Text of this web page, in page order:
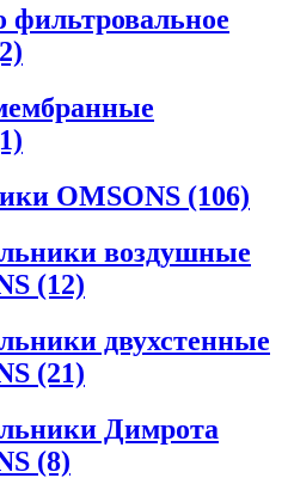
фильтровальное
OMSONS (106)
воздушные
(12)
двухстенные
(21)
Димрота
(8)